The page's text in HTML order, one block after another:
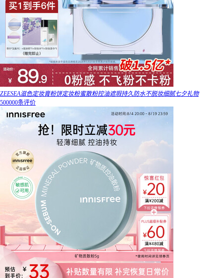
ZEESEA滋色定妆膏粉饼定妆粉蜜散粉控油遮瑕持久防水不脱妆细腻七夕礼物
500000条评价